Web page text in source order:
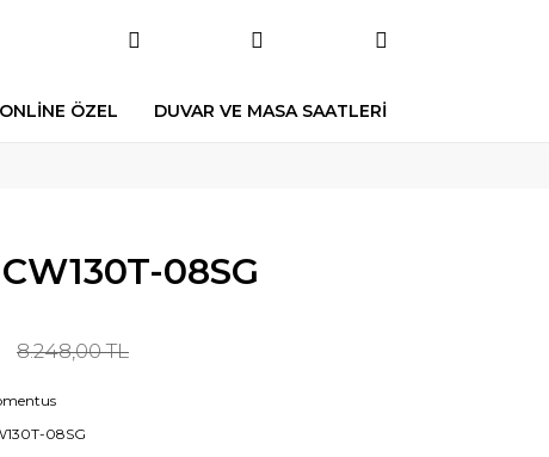
ONLİNE ÖZEL DUVAR VE MASA SAATLERİ
08SG
8.248,00 TL
08SG